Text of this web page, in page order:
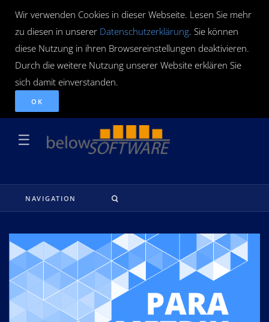
Wir verwenden Cookies in dieser Webseite. Lesen Sie mehr
zu diesen in unserer Datenschutzerklärung. Sie können
diese Nutzung in ihren Browsereinstellungen deaktivieren.
Durch die weitere Nutzung unserer Website erklären Sie
sich damit einverstanden.
OK
☰
NAVIGATION